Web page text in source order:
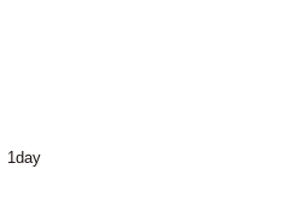
1day